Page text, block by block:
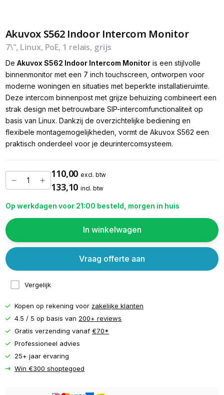
Akuvox S562 Indoor Intercom Monitor
7\", Linux, PoE, 1 relais, grijs
De Akuvox S562 Indoor Intercom Monitoris een stijlvolle
binnenmonitor met een 7 inch touchscreen, ontworpen voor
moderne woningen en situaties met beperkte installatieruimte.
Deze intercom binnenpost met grijze behuizing combineert een
strak design met betrouwbare SIP-intercomfunctionaliteit op
basis van Linux. Dankzij de overzichtelijke bediening en
flexibele montagemogelijkheden, vormt de Akuvox S562 een
praktisch onderdeel voor je deurintercomsysteem.
110,00 excl. btw
133,10 incl. btw
Op werkdagen voor 21:00 besteld, morgen in huis
In winkelwagen
Vergelijk
Vraag offerte aan
Kopen op rekening voor zakelijke klanten
4.5 / 5 op basis van 200+ reviews
Gratis verzending vanaf€70*
Professioneel advies
25+ jaar ervaring
Win €300 shoptegoed